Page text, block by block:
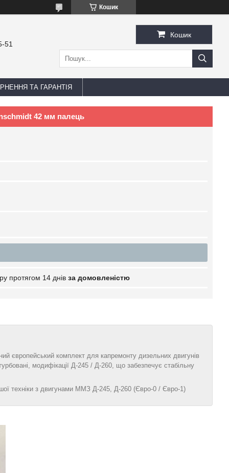
Кошик
51
Кошик
ТА ГАРАНТІЯ
42 мм палець
протягом 14 днів за домовленістю
європейський комплект для капремонту дизельних двигунів
модифікації Д‑245 / Д‑260, що забезпечує стабільну
техніки з двигунами ММЗ Д‑245, Д‑260 (Євро‑0 / Євро‑1)